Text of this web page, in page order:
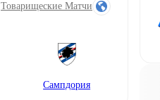
Товарищеские Матчи
Сампдория